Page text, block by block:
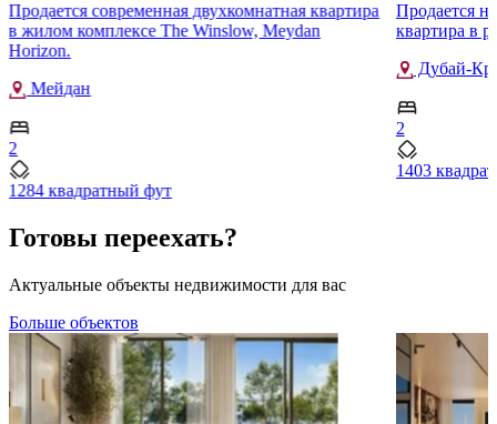
Продается современная двухкомнатная квартира
в жилом комплексе The Winslow, Meydan
Horizon.
Мейдан
2
1284 квадратный фут
Продается
квартира в
Дубай-
2
1403
Готовы переехать?
Актуальные объекты недвижимости для вас
Больше объектов